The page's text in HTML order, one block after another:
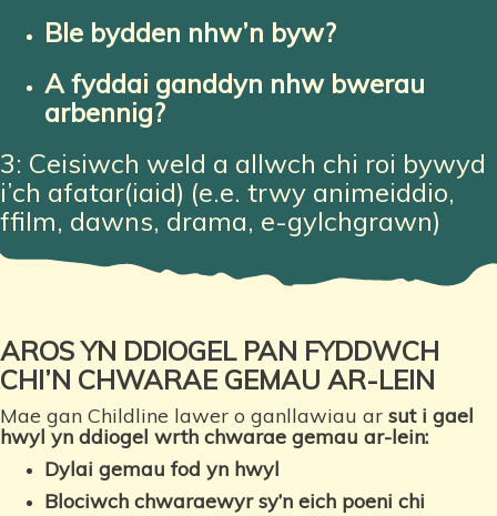
Ble bydden nhw’n byw?
A fyddai ganddyn nhw bwerau
arbennig?
3: Ceisiwch weld a allwch chi roi bywyd
i’ch afatar(iaid) (e.e. trwy animeiddio,
ffilm, dawns, drama, e-gylchgrawn)
AROS YN DDIOGEL PAN FYDDWCH
CHI’N CHWARAE GEMAU AR-LEIN
Mae gan Childline lawer o ganllawiau ar sut i gael
hwyl yn ddiogel wrth chwarae gemau ar-lein:
Dylai gemau fod yn hwyl
Blociwch chwaraewyr sy’n eich poeni chi